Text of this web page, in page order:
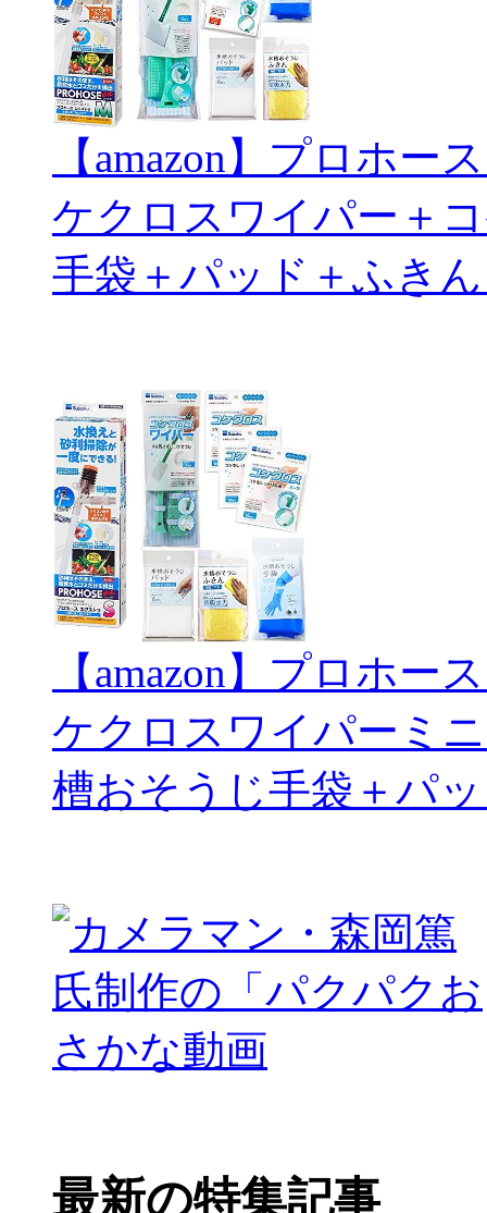
【amazon】プロホ
ケクロスワイパー＋
手袋＋パッド＋ふき
【amazon】プロホー
ケクロスワイパーミ
槽おそうじ手袋＋パ
最新の特集記事